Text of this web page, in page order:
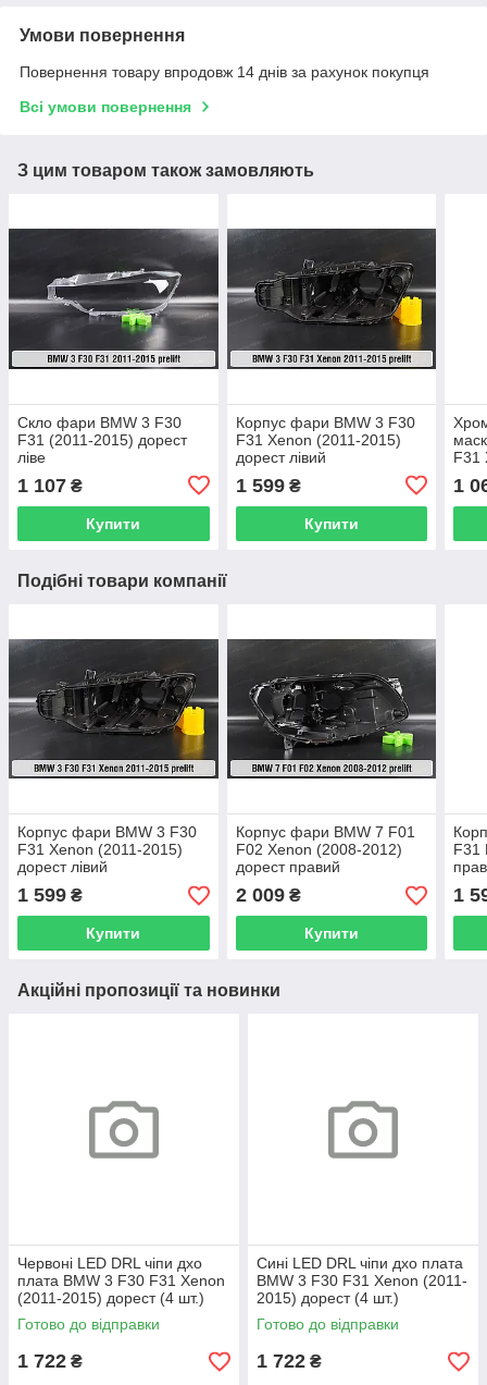
Умови повернення
Повернення товару впродовж 14 днів за рахунок покупця
Всі умови повернення
З цим товаром також замовляють
Скло фари BMW 3 F30
F31 (2011-2015) дорест
ліве
1 107 ₴
Купити
Корпус фари BMW 3 F30
F31 Xenon (2011-2015)
дорест лівий
1 599₴
Купити
F31
1
Подібні товари компанії
Корпус фари BMW 3 F30
F31 Xenon (2011-2015)
дорест лівий
1 599 ₴
Купити
Корпус фари BMW 7 F01
F02 Xenon (2008-2012)
дорест правий
2 009₴
Купити
F31
1
Акційні пропозиції та новинки
Червоні LED DRL чіпи дхо
плата BMW 3 F30 F31 Xenon
(2011-2015) дорест (4 шт.)
Готово до відправки
1 722 ₴
Сині LED DRL чіпи дхо плата
BMW 3 F30 F31 Xenon (2011-
2015) дорест (4 шт.)
Готово до відправки
1 722 ₴